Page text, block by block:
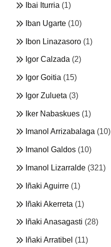
Ibai Iturria (1)
Iban Ugarte (10)
Ibon Linazasoro (1)
Igor Calzada (2)
Igor Goitia (15)
Igor Zulueta (3)
Iker Nabaskues (1)
Imanol Arrizabalaga (10)
Imanol Galdos (10)
Imanol Lizarralde (321)
Iñaki Aguirre (1)
Iñaki Akerreta (1)
Iñaki Anasagasti (28)
Iñaki Arratibel (11)